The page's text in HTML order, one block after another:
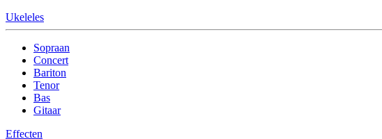
Ukeleles
Sopraan
Concert
Bariton
Tenor
Bas
Gitaar
Effecten